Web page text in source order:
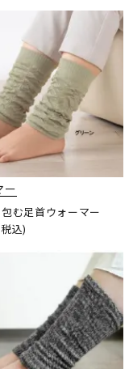
ー
む足首ウォーマー
込)